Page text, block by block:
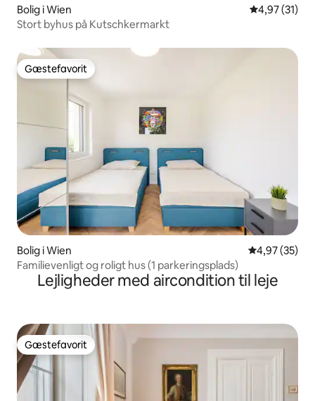
Bolig i Wien 4,97 ud af 5
4,97 (31)
Stort byhus på Kutschkermarkt
Gæstefavorit
Gæstefavorit
Bolig i Wien 4,97 ud af 5 i
4,97 (35)
Familievenligt og roligt hus (1 parkeringsplads)
Lejligheder med aircondition til leje
Gæstefavorit
Gæstefavorit